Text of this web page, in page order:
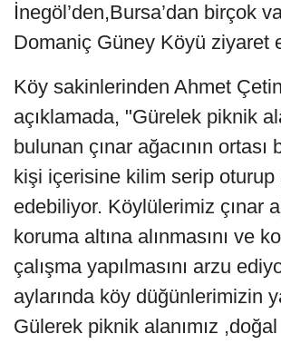
İnegöl’den,Bursa’dan birçok
Domaniç Güney Köyü ziyaret
Köy sakinlerinden Ahmet
açıklamada, "Gürelek piknik
bulunan çınar ağacının ortası
kişi içerisine kilim serip oturup
edebiliyor. Köylülerimiz çınar
koruma altına alınmasını ve
çalışma yapılmasını arzu
aylarında köy düğünlerimizin
Gülerek piknik alanımız ,doğal